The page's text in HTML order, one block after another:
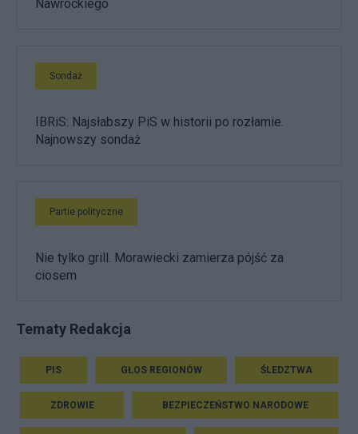
Nawrockiego
Sondaż
IBRiS: Najsłabszy PiS w historii po rozłamie.
Najnowszy sondaż
Partie polityczne
Nie tylko grill. Morawiecki zamierza pójść za
ciosem
Tematy Redakcja
PIS GŁOS REGIONÓW ŚLEDZTWA
ZDROWIE BEZPIECZEŃSTWO NARODOWE